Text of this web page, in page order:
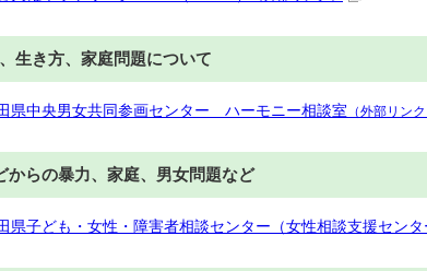
生き方、家庭問題について
県中央男女共同参画センター ハーモニー相談室 （外部リンク
からの暴力、家庭、男女問題など
県子ども・女性・障害者相談センター（女性相談支援センタ